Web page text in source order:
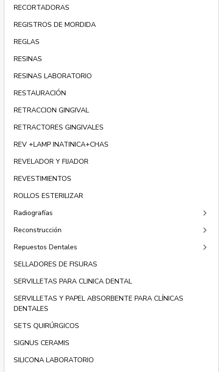
RECORTADORAS
REGISTROS DE MORDIDA
REGLAS
RESINAS
RESINAS LABORATORIO
RESTAURACIÓN
RETRACCION GINGIVAL
RETRACTORES GINGIVALES
REV +LAMP INATINICA+CHAS
REVELADOR Y FIJADOR
REVESTIMIENTOS
ROLLOS ESTERILIZAR
Radiografías
keyboard_arrow_right
Reconstrucción keyboard_arrow_right
Repuestos Dentales keyboard_arrow_right
SELLADORES DE FISURAS
SERVILLETAS PARA CLINICA DENTAL
SERVILLETAS Y PAPEL ABSORBENTE PARA CLÍNICAS
DENTALES
SETS QUIRÚRGICOS
SIGNUS CERAMIS
SILICONA LABORATORIO